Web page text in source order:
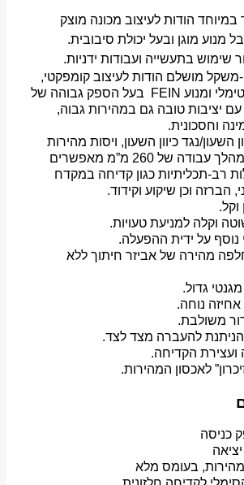
במיוחד הודות לעיצוב מכונה מוצק
מנוע מוגן ובעל יכולת סיבובית.
שימוש בתעשייה ועבודות ידניות.
מושלם הודות לעיצוב קומפקטי,
משקל אופטימלי ומנוע FEIN בעל הספק גבוהה של
ואט, עם יציבות טובה גם במהירות גבוה,
וחסכונית.
השעון/נגד כיוון השעון, ויסות מהירות
אלקטרוני ומהלך עבודה של 260 מ”מ מאפשרים
רב-תכליתיות כגון קדיחה במקדח
הברזה וכן שיקוע וקידוד.
וקלה למניעת טעויות.
נוסף על ידית ההפעלה.
מהירה של אביזר חיתוך ללא
גדול.
נוחה.
משולבת.
הניתנת להעברה מצד לצד.
ועצירת הקדיחה.
לאכסון המהירות.
כניסה
מהירות, בעומס מלא